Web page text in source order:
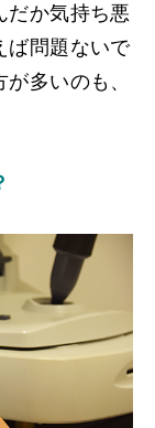
だか気持ち悪
ば問題ないで
多いのも、